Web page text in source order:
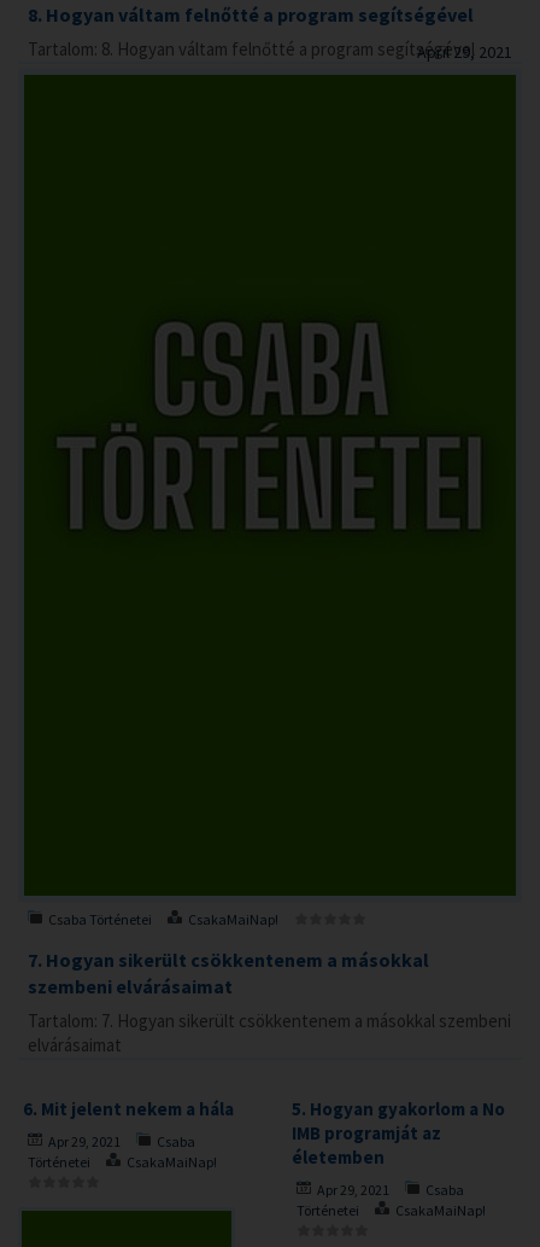
8. Hogyan váltam felnőtté a program segítségével
Tartalom: 8. Hogyan váltam felnőtté a program segítségével
April 29, 2021
Csaba Történetei CsakaMaiNap!
7. Hogyan sikerült csökkentenem a másokkal
szembeni elvárásaimat
Tartalom: 7. Hogyan sikerült csökkentenem a másokkal szembeni
elvárásaimat
6. Mit jelent nekem a hála
Apr 29, 2021
Csaba
Történetei
CsakaMaiNap!
5. Hogyan gyakorlom a No
IMB programját az
életemben
Apr 29, 2021
Csaba
Történetei
CsakaMaiNap!